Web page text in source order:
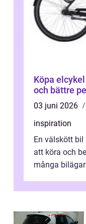
Köpa elcykel guide till smartare vardag
och bättre
03 juni 2026
inspiration
En välskött bil
att köra och
många